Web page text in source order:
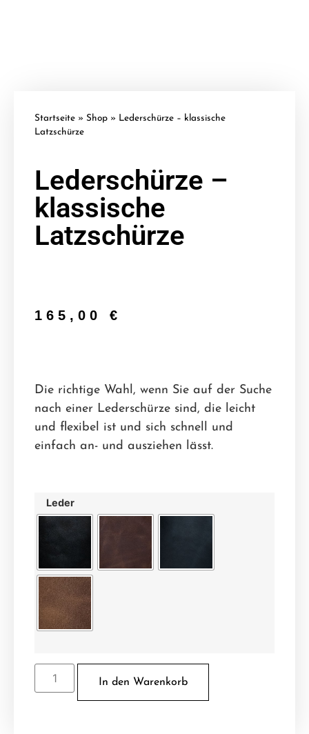
Startseite » Shop » Lederschürze – klassische
Latzschürze
Lederschürze –
klassische
Latzschürze
165,00 €
Die richtige Wahl, wenn Sie auf der Suche
nach einer Lederschürze sind, die leicht
und flexibel ist und sich schnell und
einfach an- und ausziehen lässt.
Leder
In den Warenkorb